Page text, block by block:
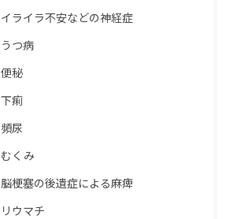
イライラ不安などの神経症
うつ病
便秘
下痢
頻尿
むくみ
脳梗塞の後遺症による麻痺
リウマチ